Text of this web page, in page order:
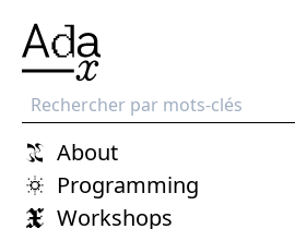
Recherche
About
Programming
Workshops